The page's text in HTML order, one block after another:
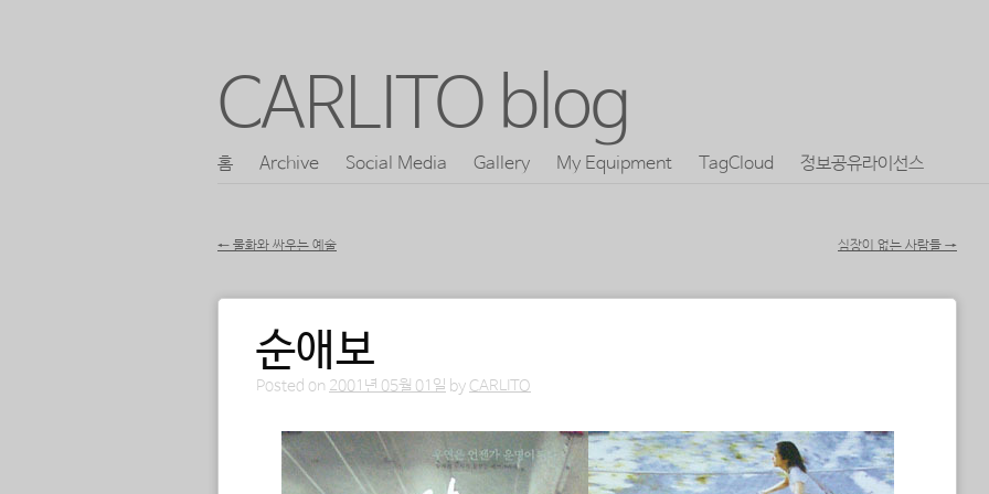
CARLITO blog
콘
바
홈 Archive Social Media Gallery My Equipment TagCloud 정보공유라이선스
포스트 내비게이션
← 물화와 싸우는 예술 심장이 없는 사람들 →
순애보
Posted on 2001년 05월 01일 by CARLITO